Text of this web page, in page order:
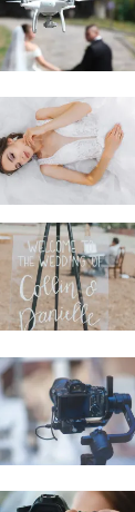
leggen de
en echte
de
die jullie
in
vol sfeer
overzicht